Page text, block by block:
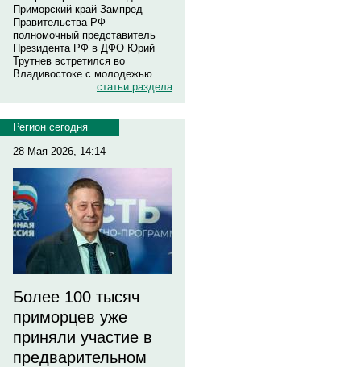
Приморский край Зампред
Правительства РФ –
полномочный представитель
Президента РФ в ДФО Юрий
Трутнев встретился во
Владивостоке с молодежью.
статьи раздела
Регион сегодня
28 Мая 2026, 14:14
Более 100 тысяч
приморцев уже
приняли участие в
предварительном